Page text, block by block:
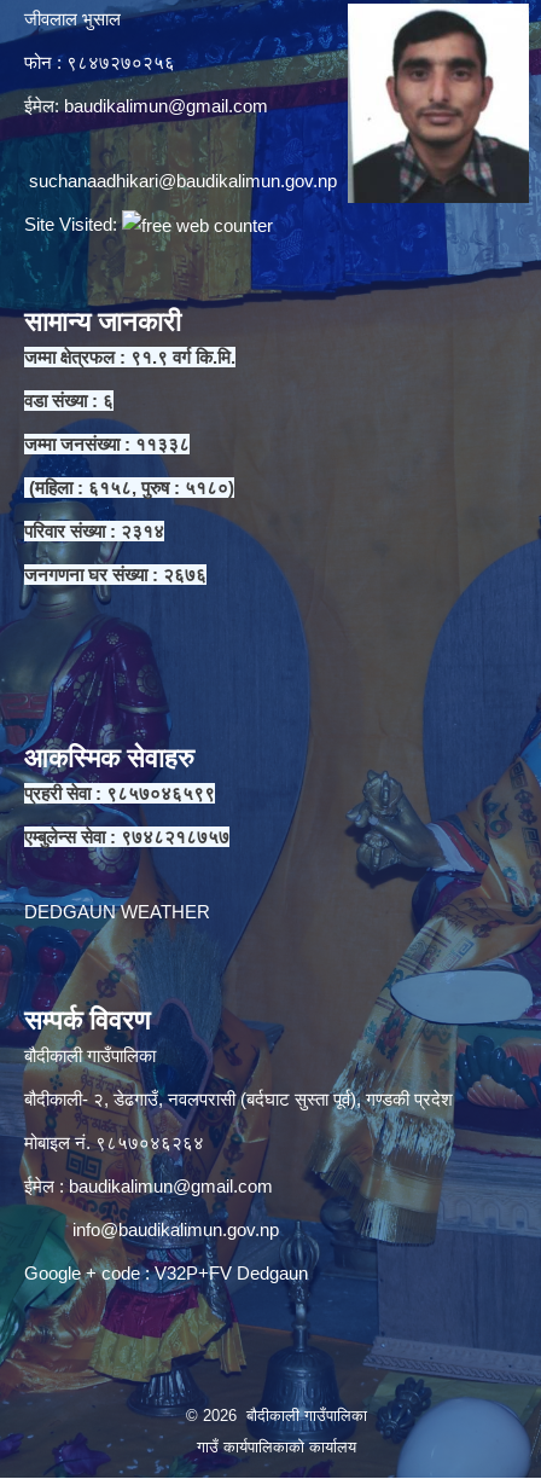
जीवलाल भुसाल
फोन : ९८४७२७०२५६
ईमेल: baudikalimun@gmail.com
suchanaadhikari@baudikalimun.gov.np
Site Visited:
सामान्य जानकारी
जम्मा क्षेत्रफल : ९१.९ वर्ग कि.मि.
वडा संख्या : ६
जम्मा जनसंख्या : ११३३८
(महिला : ६१५८, पुरुष : ५१८०)
परिवार संख्या : २३१४
जनगणना घर संख्या : २६७६
आकस्मिक सेवाहरु
प्रहरी सेवा : ९८५७०४६५९९
एम्बुलेन्स सेवा : ९७४८२१८७५७
DEDGAUN WEATHER
सम्पर्क विवरण
बौदीकाली गाउँपालिका
बौदीकाली- २, डेढगाउँ, नवलपरासी (बर्दघाट सुस्ता पूर्व), गण्डकी प्रदेश
मोबाइल नं. ९८५७०४६२६४
ईमेल : baudikalimun@gmail.com
info@baudikalimun.gov.np
Google + code : V32P+FV Dedgaun
© 2026 बौदीकाली गाउँपालिका
गाउँ कार्यपालिकाको कार्यालय